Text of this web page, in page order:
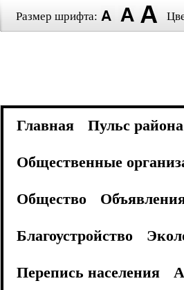
Размер шрифта:
Главная Пульс района
Общественные
Общество
Благоустройство
Перепись населения